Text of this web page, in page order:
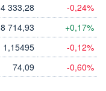
4 333,28 -0,24%
8 714,93 +0,17%
1,15495 -0,12%
74,09 -0,60%